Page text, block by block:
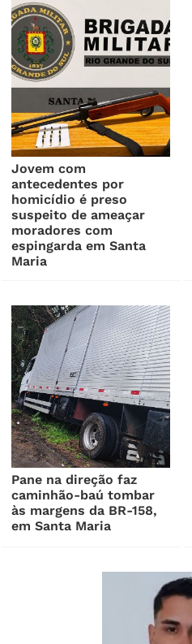
Jovem com
antecedentes por
homicídio é preso
suspeito de ameaçar
moradores com
espingarda em Santa
Maria
Pane na direção faz
caminhão-baú tombar
às margens da BR-158,
em Santa Maria